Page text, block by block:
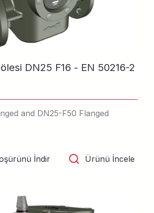
DN25 F16 - EN 50216-2
and DN25-F50 Flanged
İndir Ürünü İncele